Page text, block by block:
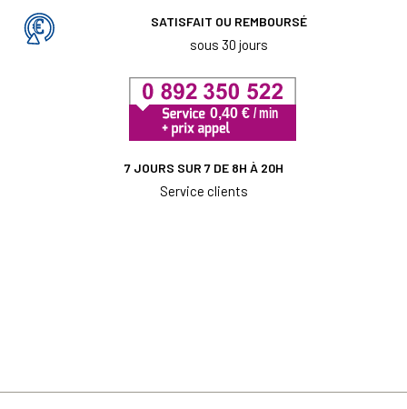
SATISFAIT OU REMBOURSÉ
sous 30 jours
7 JOURS SUR 7 DE 8H À 20H
Service clients